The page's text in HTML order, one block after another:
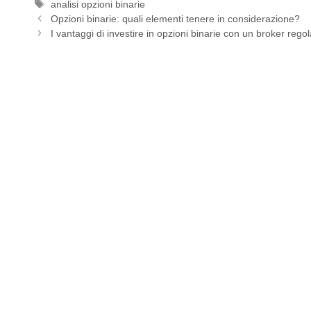
Tag
analisi opzioni binarie
Opzioni binarie: quali elementi tenere in considerazione?
I vantaggi di investire in opzioni binarie con un broker